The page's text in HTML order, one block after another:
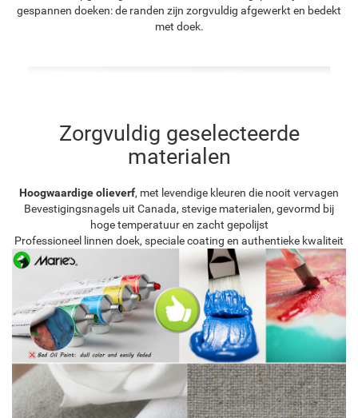
gespannen doeken: de randen zijn zorgvuldig afgewerkt en bedekt
met doek.
Zorgvuldig geselecteerde
materialen
Hoogwaardige olieverf, met levendige kleuren die nooit vervagen
Bevestigingsnagels uit Canada, stevige materialen, gevormd bij
hoge temperatuur en zacht gepolijst
Professioneel linnen doek, speciale coating en authentieke kwaliteit